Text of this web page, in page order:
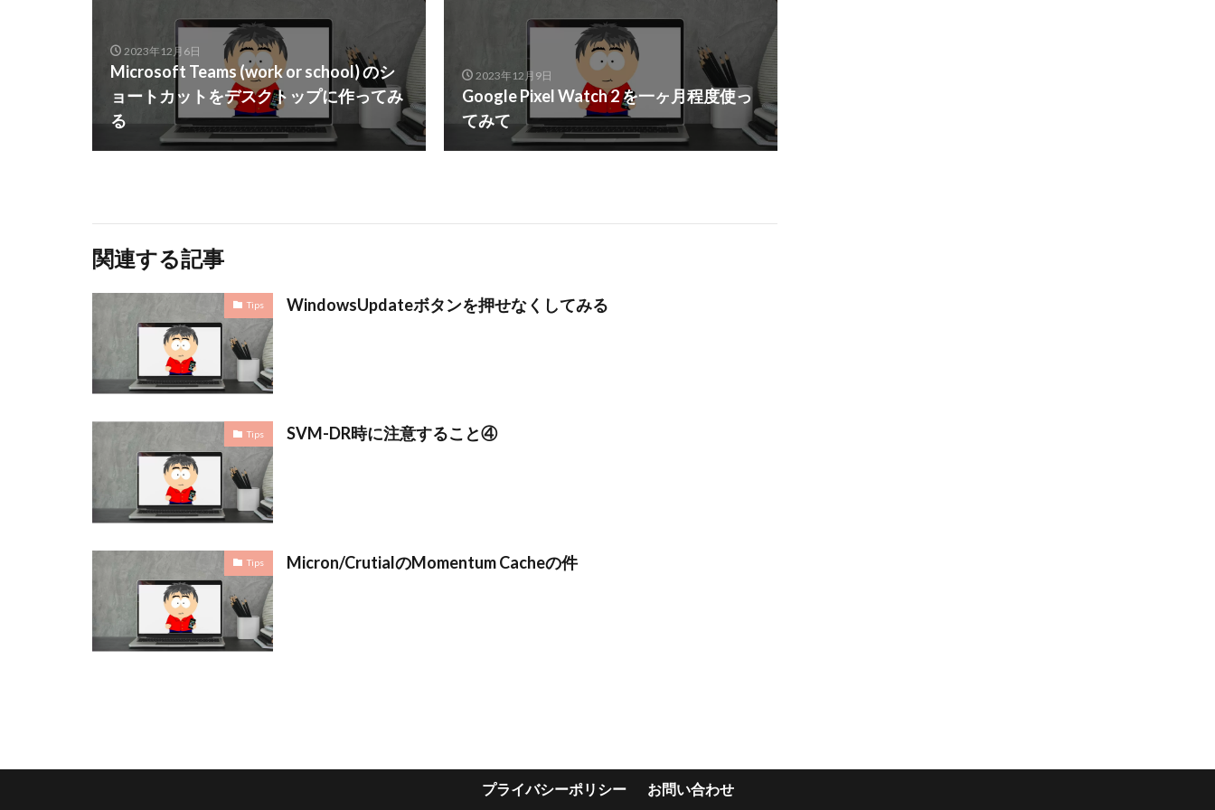
2023年12月6日
Microsoft Teams (work or school) のシ
ョートカットをデスクトップに作ってみ
る
2023年12月9日
Google Pixel Watch 2 を一ヶ月程度使っ
てみて
関連する記事
Tips WindowsUpdateボタンを押せなくしてみる
Tips SVM-DR時に注意すること④
Tips Micron/CrutialのMomentum Cacheの件
プライバシーポリシー お問い合わせ